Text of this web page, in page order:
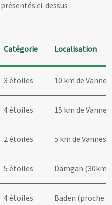
présentés ci-dessus :
Catégorie Localisation
3 étoiles 10 km de Vannes
4 étoiles 15 km de Vannes
2 étoiles 5 km de Vannes
5 étoiles Damgan (30km
4 étoiles Baden (proche